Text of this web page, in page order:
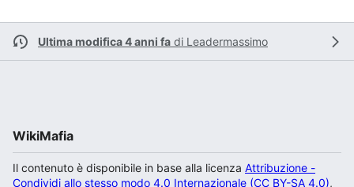
Ultima modifica 4 anni fa di Leadermassimo
WikiMafia
Il contenuto è disponibile in base alla licenza Attribuzione -
Condividi allo stesso modo 4.0 Internazionale (CC BY-SA 4.0),